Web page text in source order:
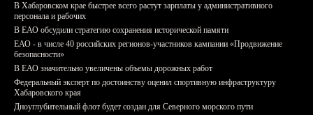
В Хабаровском крае быстрее всего растут зарплаты у административного
персонала и рабочих
В ЕАО обсудили стратегию сохранения исторической памяти
ЕАО - в числе 40 российских регионов-участников кампании «Продвижение
безопасности»
В ЕАО значительно увеличены объемы дорожных работ
Федеральный эксперт по достоинству оценил спортивную инфраструктуру
Хабаровского края
Дноуглубительный флот будет создан для Северного морского пути